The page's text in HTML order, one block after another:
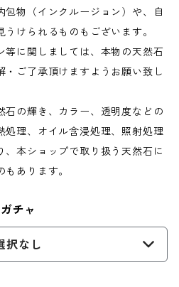
包物（インクルージョン）や、自
けられるものもございます。
等に関しましては、本物の天然石
・ご了承頂けますようお願い致し
石の輝き、カラー、透明度などの
処理、オイル含浸処理、照射処理
、本ショップで取り扱う天然石に
あります。
チャ
択なし